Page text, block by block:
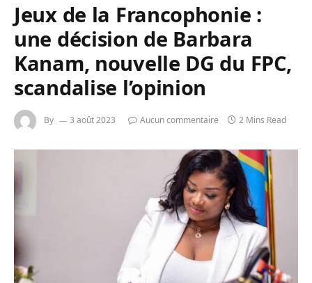
Jeux de la Francophonie :
une décision de Barbara
Kanam, nouvelle DG du FPC,
scandalise l’opinion
By 3 août 2023 Aucun commentaire 2 Mins Read